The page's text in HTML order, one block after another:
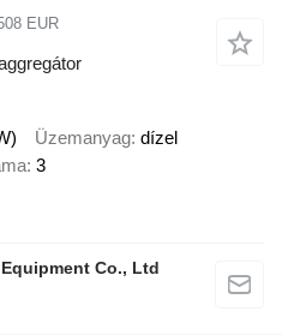
EUR
Üzemanyag dízel
3
Co., Ltd